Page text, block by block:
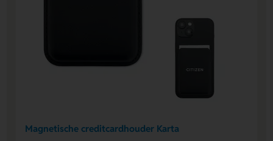
Magnetische creditcardhouder Karta